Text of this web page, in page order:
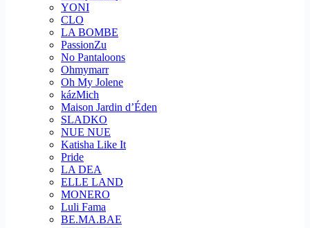
YONI
CLO
LA BOMBE
PassionZu
No Pantaloons
Ohmymarr
Oh My Jolene
kázMich
Maison Jardin d’Éden
SLADKO
NUE NUE
Katisha Like It
Pride
LA DEA
ELLE LAND
MONERO
Luli Fama
BE.MA.BAE